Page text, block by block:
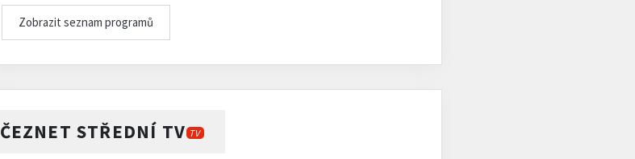
Zobrazit seznam programů
ČEZNET STŘEDNÍ TV TV